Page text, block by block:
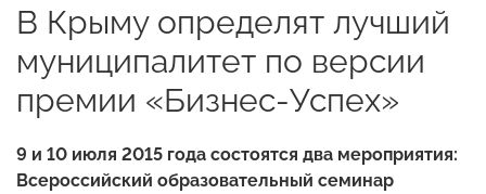
В Крыму определят лучший
муниципалитет по версии
премии «Бизнес-Успех»
9 и 10 июля 2015 года состоятся два мероприятия:
Всероссийский образовательный семинар